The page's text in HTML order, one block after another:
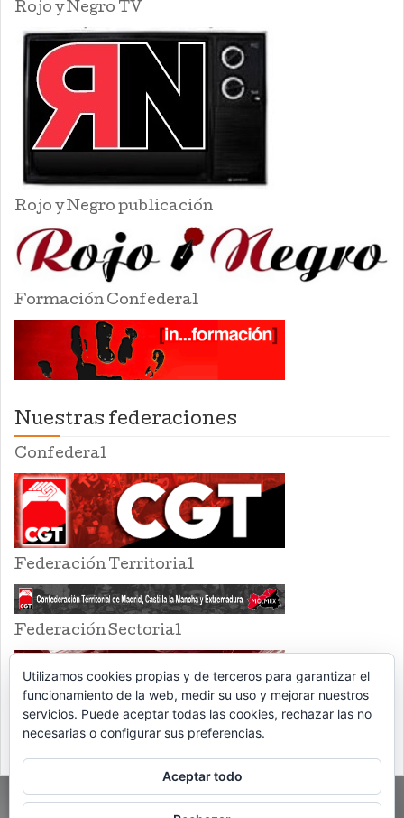
Rojo y Negro TV
Rojo y Negro publicación
Formación Confederal
Nuestras federaciones
Confederal
Federación Territorial
Federación Sectorial
Utilizamos cookies propias y de terceros para garantizar el
funcionamiento de la web, medir su uso y mejorar nuestros
servicios. Puede aceptar todas las cookies, rechazar las no
necesarias o configurar sus preferencias.
Aceptar todo